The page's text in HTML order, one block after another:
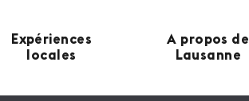
Expériences
locales
A propos de
Lausanne